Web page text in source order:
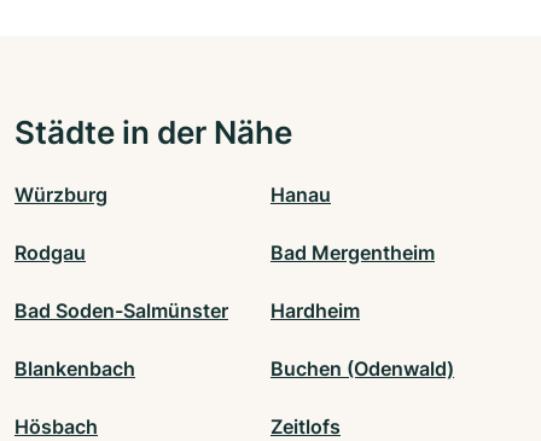
Städte in der Nähe
Würzburg Hanau
Rodgau Bad Mergentheim
Bad Soden-Salmünster Hardheim
Blankenbach Buchen (Odenwald)
Hösbach Zeitlofs